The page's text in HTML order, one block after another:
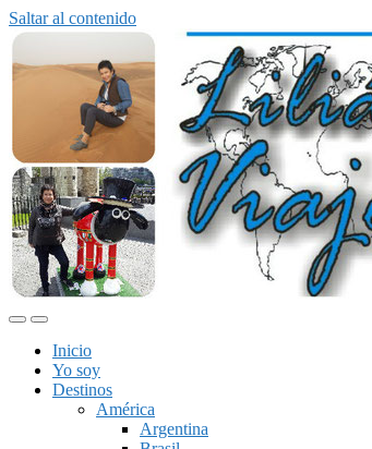
Saltar al contenido
Alternar
menú
móvil
Alternar
campo
de
búsqueda
Inicio
Yo soy
Destinos
América
Argentina